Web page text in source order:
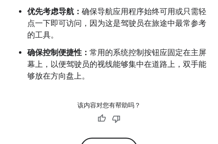
优先考虑导航： 确保导航应用程序始终可用或只需轻
点一下即可访问，因为这是驾驶员在旅途中最常参考
的工具。
确保控制便捷性： 常用的系统控制按钮应固定在主屏
幕上，以便驾驶员的视线能够集中在道路上，双手能
够放在方向盘上。
该内容对您有帮助吗？